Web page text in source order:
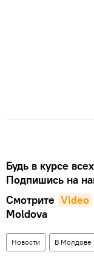
Будь в курсе всех
Подпишись на
Смотрите Video
Moldova
Новости В Молдове